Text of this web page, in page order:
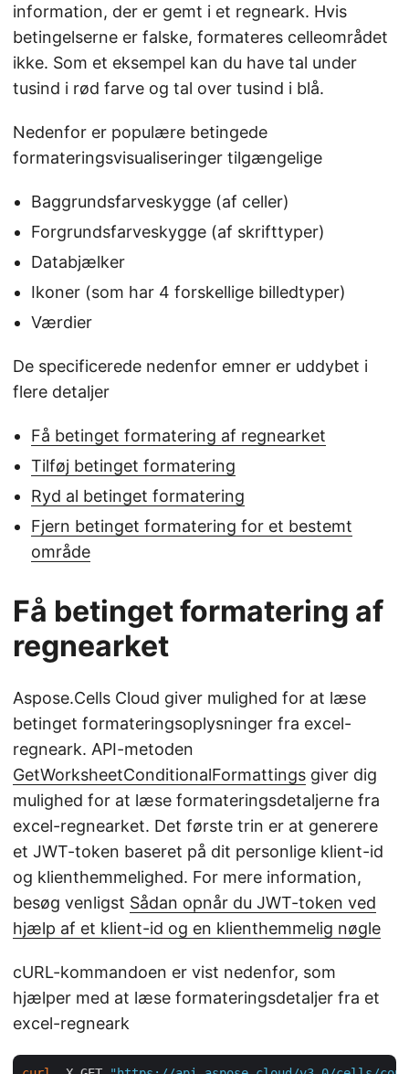
information, der er gemt i et regneark. Hvis
betingelserne er falske, formateres celleområdet
ikke. Som et eksempel kan du have tal under
tusind i rød farve og tal over tusind i blå.
Nedenfor er populære betingede
formateringsvisualiseringer tilgængelige
Baggrundsfarveskygge (af celler)
Forgrundsfarveskygge (af skrifttyper)
Databjælker
Ikoner (som har 4 forskellige billedtyper)
Værdier
De specificerede nedenfor emner er uddybet i
flere detaljer
Få betinget formatering af regnearket
Tilføj betinget formatering
Ryd al betinget formatering
Fjern betinget formatering for et bestemt
område
Få betinget formatering af
regnearket
Aspose.Cells Cloud giver mulighed for at læse
betinget formateringsoplysninger fra excel-
regneark. API-metoden
GetWorksheetConditionalFormattings giver dig
mulighed for at læse formateringsdetaljerne fra
excel-regnearket. Det første trin er at generere
et JWT-token baseret på dit personlige klient-id
og klienthemmelighed. For mere information,
besøg venligst Sådan opnår du JWT-token ved
hjælp af et klient-id og en klienthemmelig nøgle
cURL-kommandoen er vist nedenfor, som
hjælper med at læse formateringsdetaljer fra et
excel-regneark